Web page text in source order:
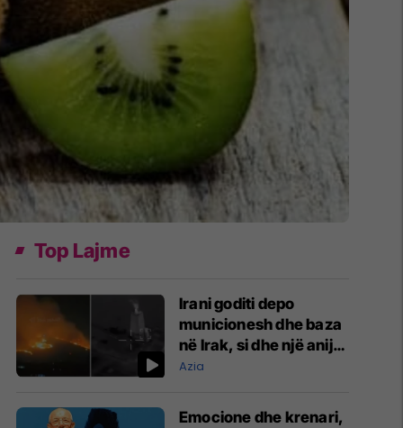
Top Lajme
Irani goditi depo
municionesh dhe baza
në Irak, si dhe një anije
në Ngushticën e
Azia
Emocione dhe krenari,